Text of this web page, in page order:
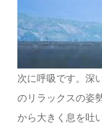
次に呼吸です。深
のリラックスの姿
から大きく息を吐